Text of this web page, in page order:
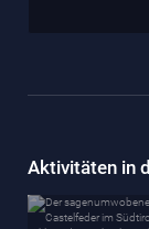
Aktivitäten in